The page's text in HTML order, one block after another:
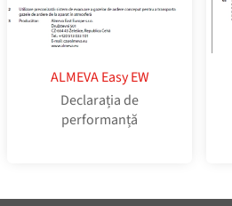
ALMEVA Easy EW
Declarația de
performanță